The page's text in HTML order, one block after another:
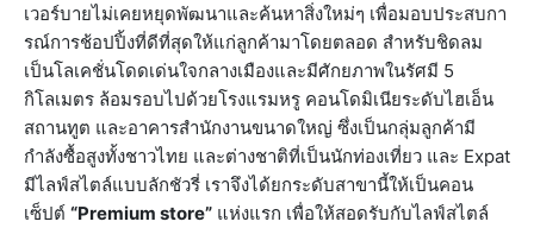
เวอร์บายไม่เคยหยุดพัฒนาและค้นหาสิ่งใหม่ๆ เพื่อมอบประสบกา
รณ์การช้อปปิ้งที่ดีที่สุดให้แก่ลูกค้ามาโดยตลอด สำหรับชิดลม
เป็นโลเคชั่นโดดเด่นใจกลางเมืองและมีศักยภาพในรัศมี 5
กิโลเมตร ล้อมรอบไปด้วยโรงแรมหรู คอนโดมิเนียระดับไฮเอ็น
สถานทูต และอาคารสำนักงานขนาดใหญ่ ซึ่งเป็นกลุ่มลูกค้ามี
กำลังซื้อสูงทั้งชาวไทย และต่างชาติที่เป็นนักท่องเที่ยว และ Expat
มีไลฟ์สไตล์แบบลักชัวรี่ เราจึงได้ยกระดับสาขานี้ให้เป็นคอน
เซ็ปต์ “Premium store” แห่งแรก เพื่อให้สอดรับกับไลฟ์สไตล์